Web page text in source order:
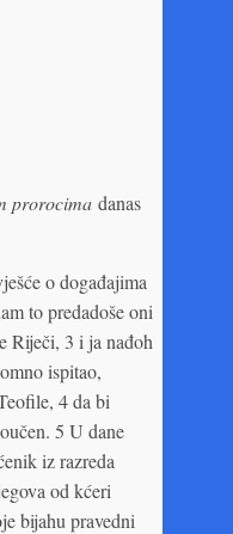
prorocima danas
o događajima
to predadoše oni
Riječi, 3 i ja nađoh
ispitao,
4 da bi
5 U dane
iz razreda
od kćeri
bijahu pravedni